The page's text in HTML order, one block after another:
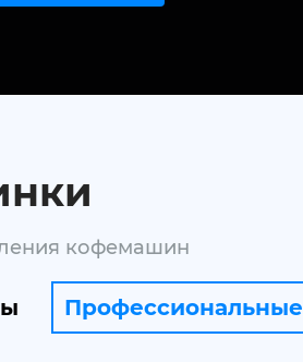
кофемашин
Профессиональные